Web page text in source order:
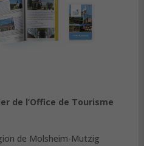
de l’Office de Tourisme
de Molsheim-Mutzig